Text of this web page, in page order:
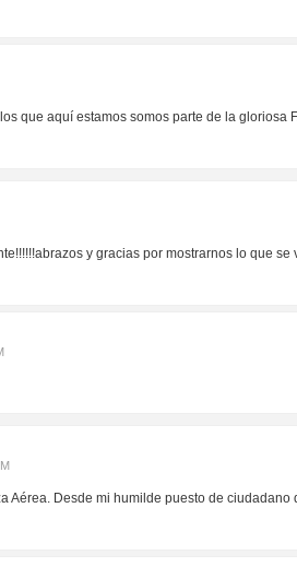
que aquí estamos somos parte de la gloriosa
y gracias por mostrarnos lo que se
Aérea. Desde mi humilde puesto de ciudadano